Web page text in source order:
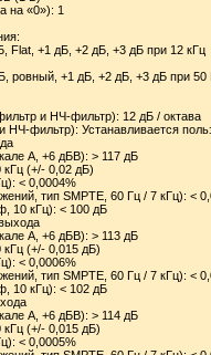
на «0»): 1
Flat, +1 дБ, +2 дБ, +3 дБ при 12 кГц
ровный, +1 дБ, +2 дБ, +3 дБ при 50
и НЧ-фильтр): 12 дБ / октава
НЧ-фильтр): Устанавливается
A, +6 дБВ): > 117 дБ
(+/- 0,02 дБ)
< 0,0004%
тип SMPTE, 60 Гц / 7 кГц): <
10 кГц): < 100 дБ
A, +6 дБВ): > 113 дБ
(+/- 0,015 дБ)
< 0,0006%
тип SMPTE, 60 Гц / 7 кГц): <
10 кГц): < 102 дБ
A, +6 дБВ): > 114 дБ
(+/- 0,015 дБ)
< 0,0005%